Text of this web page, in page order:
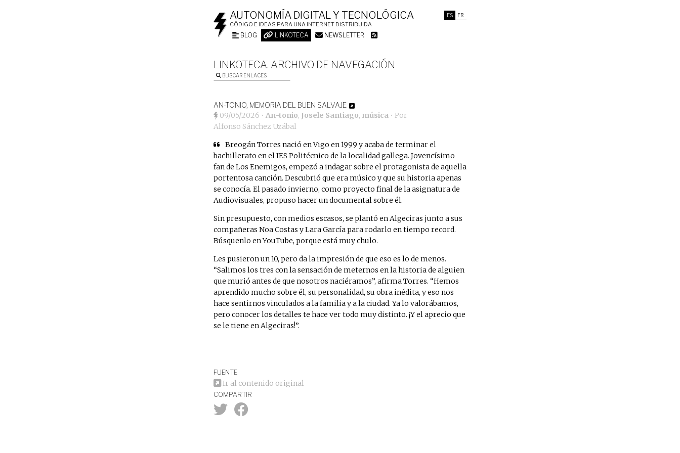
ES FR
AUTONOMÍA DIGITAL Y TECNOLÓGICA
CÓDIGO E IDEAS PARA UNA INTERNET DISTRIBUIDA
BLOG LINKOTECA NEWSLETTER
LINKOTECA. ARCHIVO DE NAVEGACIÓN
BUSCAR ENLACES
AN-TONIO, MEMORIA DEL BUEN SALVAJE
09/05/2026 • An-tonio, Josele Santiago, música • Por
Alfonso Sánchez Uzábal
Breogán Torres nació en Vigo en 1999 y acaba de terminar el
bachillerato en el IES Politécnico de la localidad gallega. Jovencísimo
fan de Los Enemigos, empezó a indagar sobre el protagonista de aquella
portentosa canción. Descubrió que era músico y que su historia apenas
se conocía. El pasado invierno, como proyecto final de la asignatura de
Audiovisuales, propuso hacer un documental sobre él.
Sin presupuesto, con medios escasos, se plantó en Algeciras junto a sus
compañeras Noa Costas y Lara García para rodarlo en tiempo record.
Búsquenlo en YouTube, porque está muy chulo.
Les pusieron un 10, pero da la impresión de que eso es lo de menos.
“Salimos los tres con la sensación de meternos en la historia de alguien
que murió antes de que nosotros naciéramos”, afirma Torres. “Hemos
aprendido mucho sobre él, su personalidad, su obra inédita, y eso nos
hace sentirnos vinculados a la familia y a la ciudad. Ya lo valorábamos,
pero conocer los detalles te hace ver todo muy distinto. ¡Y el aprecio que
se le tiene en Algeciras!”.
FUENTE
Ir al contenido original
COMPARTIR